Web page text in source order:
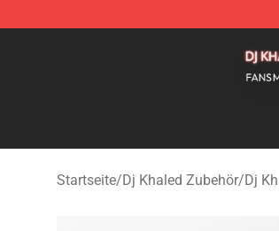
Startseite/Dj Khaled Zubehör/Dj